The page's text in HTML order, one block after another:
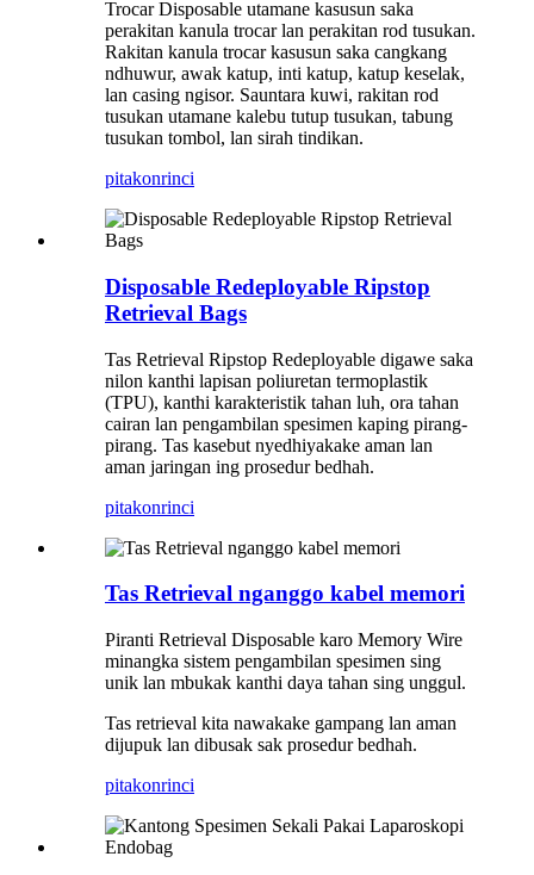
Trocar Disposable utamane kasusun saka
perakitan kanula trocar lan perakitan rod tusukan.
Rakitan kanula trocar kasusun saka cangkang
ndhuwur, awak katup, inti katup, katup keselak,
lan casing ngisor. Sauntara kuwi, rakitan rod
tusukan utamane kalebu tutup tusukan, tabung
tusukan tombol, lan sirah tindikan.
pitakonrinci
Disposable Redeployable Ripstop
Retrieval Bags
Tas Retrieval Ripstop Redeployable digawe saka
nilon kanthi lapisan poliuretan termoplastik
(TPU), kanthi karakteristik tahan luh, ora tahan
cairan lan pengambilan spesimen kaping pirang-
pirang. Tas kasebut nyedhiyakake aman lan
aman jaringan ing prosedur bedhah.
pitakonrinci
Tas Retrieval nganggo kabel memori
Piranti Retrieval Disposable karo Memory Wire
minangka sistem pengambilan spesimen sing
unik lan mbukak kanthi daya tahan sing unggul.
Tas retrieval kita nawakake gampang lan aman
dijupuk lan dibusak sak prosedur bedhah.
pitakonrinci